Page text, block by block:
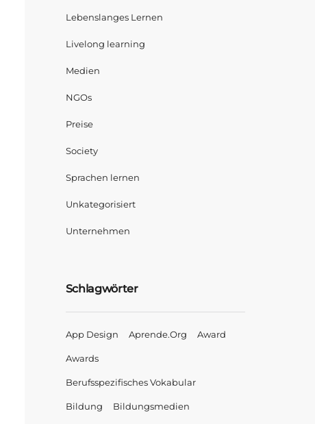
Lebenslanges Lernen
Livelong learning
Medien
NGOs
Preise
Society
Sprachen lernen
Unkategorisiert
Unternehmen
Schlagwörter
App Design Aprende.org Award
Awards
Berufsspezifisches Vokabular
Bildung Bildungsmedien